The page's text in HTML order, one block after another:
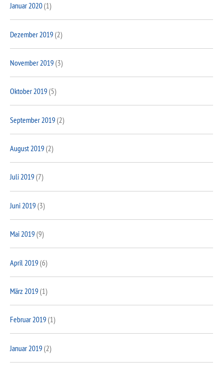
Januar 2020(1)
Dezember 2019(2)
November 2019(3)
Oktober 2019(5)
September 2019(2)
August 2019(2)
Juli 2019(7)
Juni 2019(3)
Mai 2019(9)
April 2019(6)
März 2019(1)
Februar 2019(1)
Januar 2019(2)